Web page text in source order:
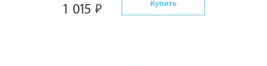
1 015 Купить